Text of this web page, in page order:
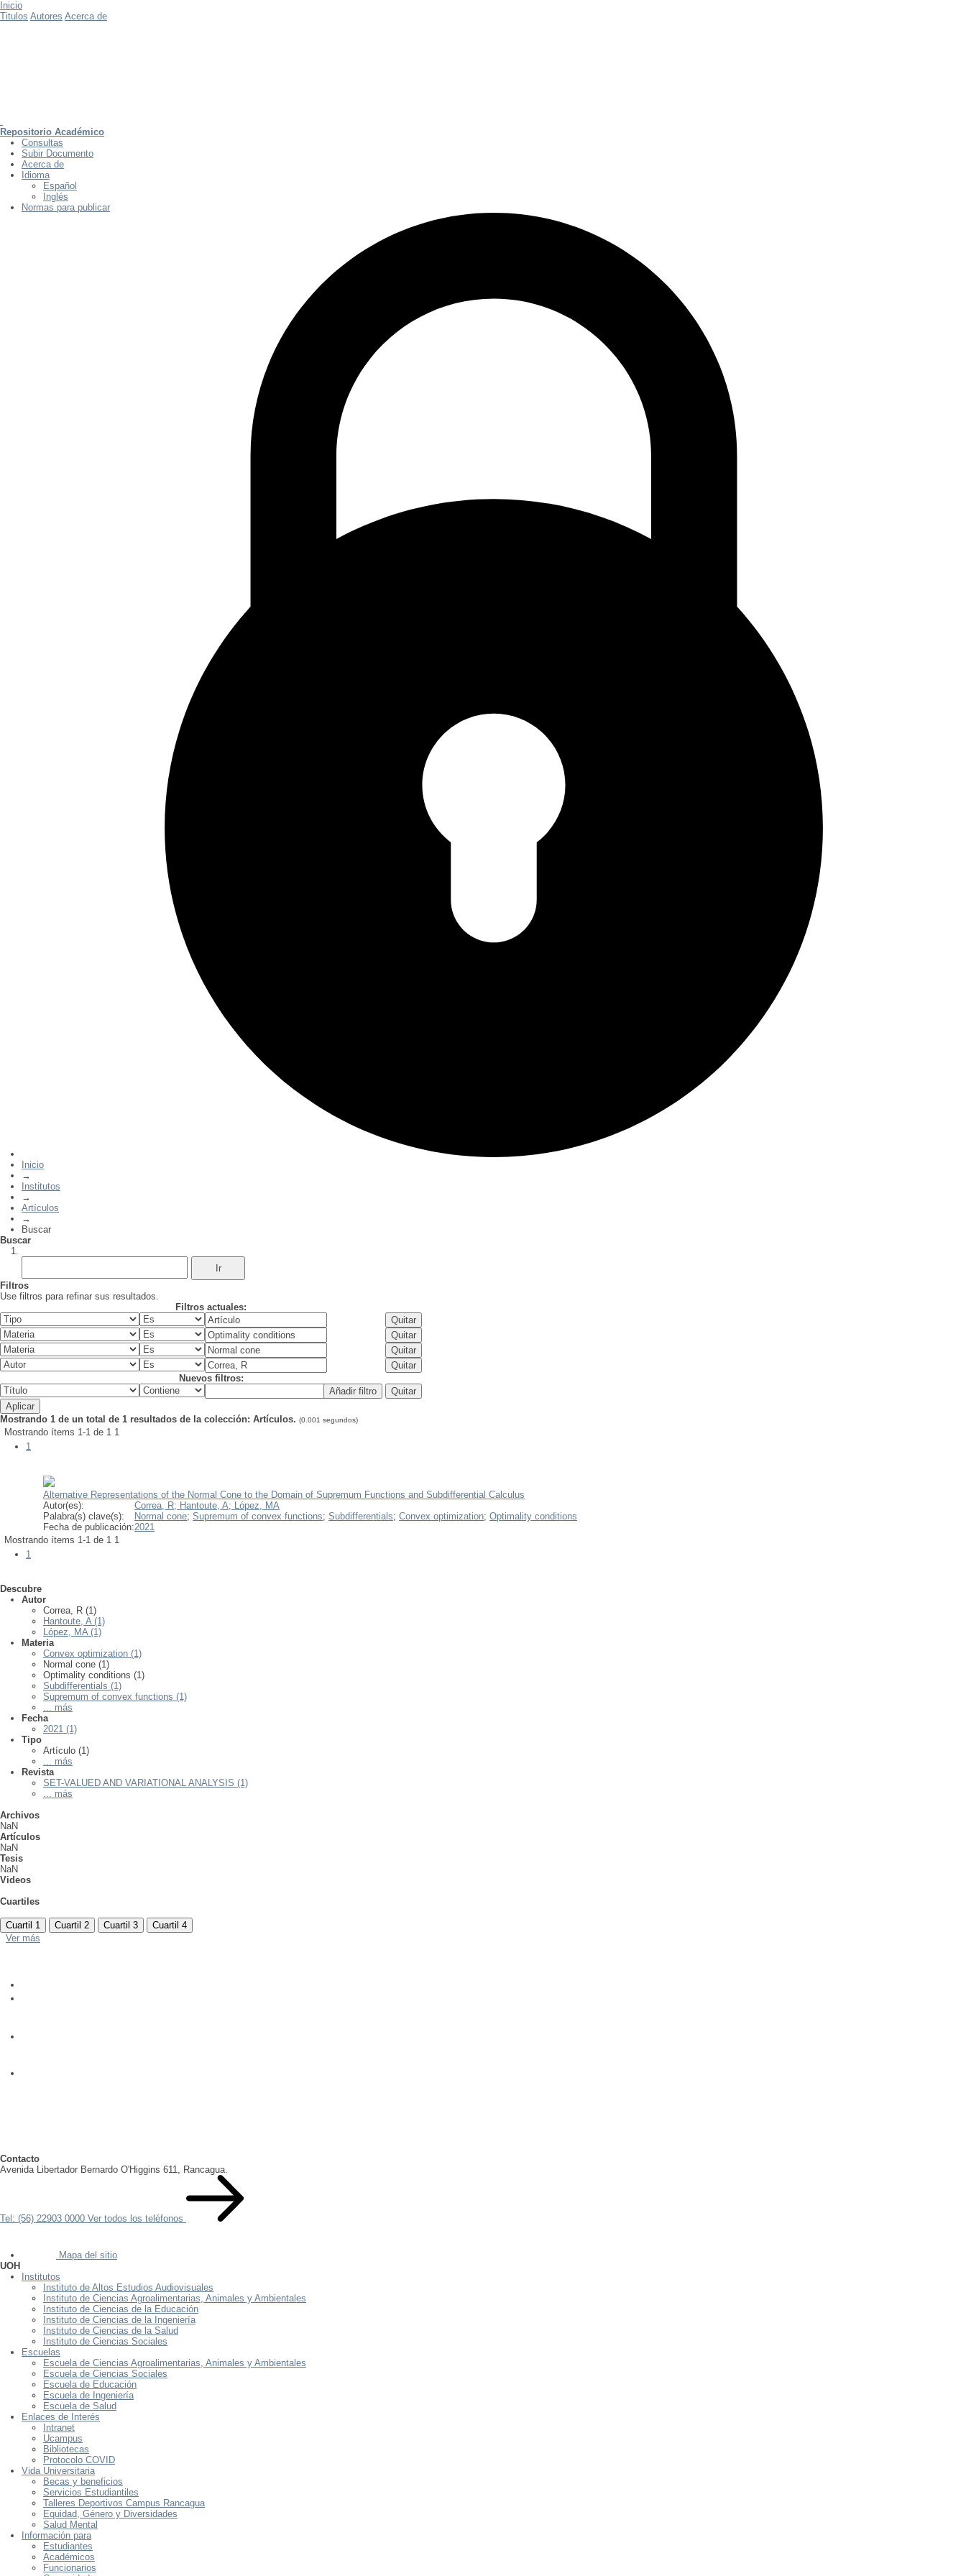
Inicio
Titulos Autores Acerca de
Repositorio Académico
Consultas
Subir Documento
Acerca de
Idioma
Español
Inglés
Normas para publicar
Inicio
→
Institutos
→
Artículos
→
Buscar
Buscar
Filtros
Use filtros para refinar sus resultados.
Filtros actuales:
Nuevos filtros:
Mostrando 1 de un total de 1 resultados de la colección: Artículos. (0.001 segundos)
Mostrando ítems 1-1 de 1 1
1
Alternative Representations of the Normal Cone to the Domain of Supremum Functions and Subdifferential Calculus
Autor(es):
Correa, R; Hantoute, A; López, MA
Palabra(s) clave(s):
Normal cone; Supremum of convex functions; Subdifferentials; Convex optimization; Optimality conditions
Fecha de publicación:2021
Mostrando ítems 1-1 de 1 1
1
Descubre
Autor
Correa, R (1)
Hantoute, A (1)
López, MA (1)
Materia
Convex optimization (1)
Normal cone (1)
Optimality conditions (1)
Subdifferentials (1)
Supremum of convex functions (1)
... más
Fecha
2021 (1)
Tipo
Artículo (1)
... más
Revista
SET-VALUED AND VARIATIONAL ANALYSIS (1)
... más
Archivos
NaN
Artículos
NaN
Tesis
NaN
Videos
Cuartiles
Cuartil 1 Cuartil 2 Cuartil 3
Cuartil 4
Ver más
Contacto
Avenida Libertador Bernardo O'Higgins 611, Rancagua.
Tel: (56) 22903 0000 Ver todos los teléfonos
Mapa del sitio
UOH
Institutos
Instituto de Altos Estudios Audiovisuales
Instituto de Ciencias Agroalimentarias, Animales y Ambientales
Instituto de Ciencias de la Educación
Instituto de Ciencias de la Ingeniería
Instituto de Ciencias de la Salud
Instituto de Ciencias Sociales
Escuelas
Escuela de Ciencias Agroalimentarias, Animales y Ambientales
Escuela de Ciencias Sociales
Escuela de Educación
Escuela de Ingeniería
Escuela de Salud
Enlaces de Interés
Intranet
Ucampus
Bibliotecas
Protocolo COVID
Vida Universitaria
Becas y beneficios
Servicios Estudiantiles
Talleres Deportivos Campus Rancagua
Equidad, Género y Diversidades
Salud Mental
Información para
Estudiantes
Académicos
Funcionarios